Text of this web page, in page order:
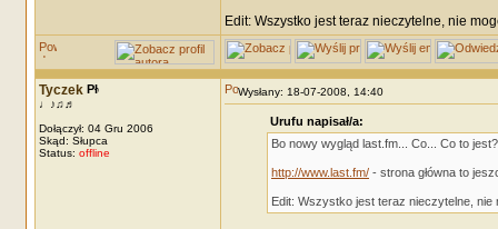
Edit: Wszystko jest teraz nieczytelne, nie
Tyczek
♩♪♫♬
Dołączył: 04 Gru 2006
Skąd: Słupca
Status: offline
Wysłany: 18-07-2008, 14:40
Urufu napisał/a:
Bo nowy wygląd last.fm... Co... Co to
http://www.last.fm/ - strona główna to
Edit: Wszystko jest teraz nieczytelne, nie